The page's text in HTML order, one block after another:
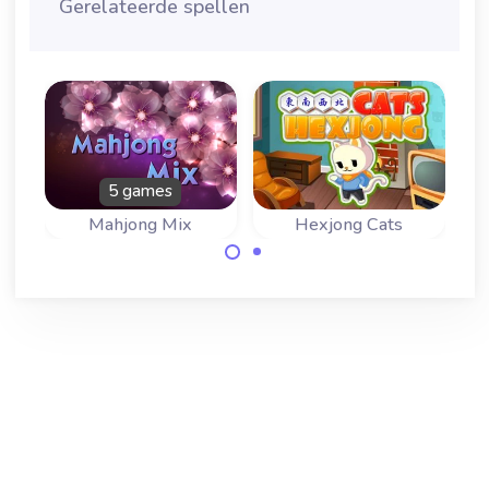
Gerelateerde spellen
Mahjong Mix
5 games
Hexjong Cats